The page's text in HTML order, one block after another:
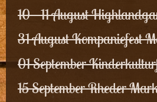
10 - 11 August
31 August Kompaniefest
01 September
15 September Rheder